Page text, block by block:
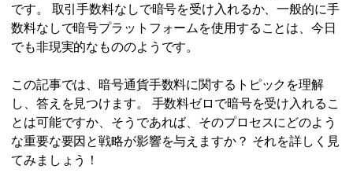
です。 取引手数料なしで暗号を受け入れるか、一般的に手
数料なしで暗号プラットフォームを使用することは、今日
でも非現実的なもののようです。
この記事では、暗号通貨手数料に関するトピックを理解
し、答えを見つけます。 手数料ゼロで暗号を受け入れるこ
とは可能ですか、そうであれば、そのプロセスにどのよう
な重要な要因と戦略が影響を与えますか？ それを詳しく見
てみましょう！